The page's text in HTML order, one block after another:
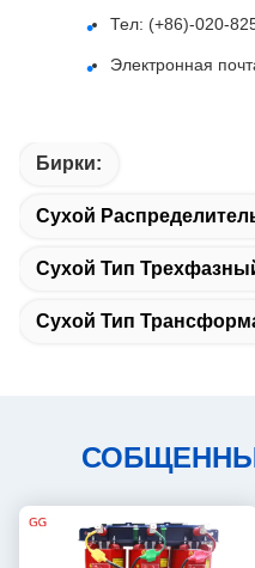
Тел: (+86)-020-
Электронная
Бирки:
Сухой
Сухой Тип
Сухой Тип